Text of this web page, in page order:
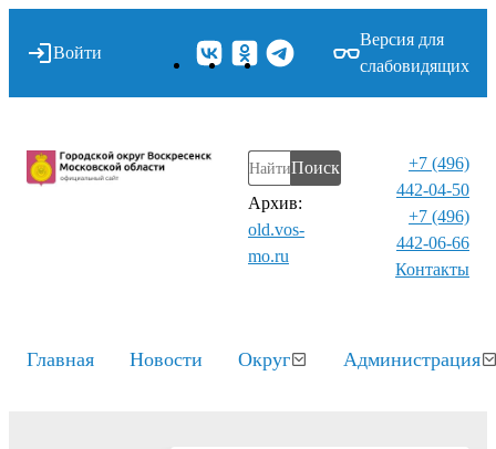
Войти
Версия для
слабовидящих
Поиск
Архив:
old.vos-
mo.ru
+7 (496)
442-04-50
+7 (496)
442-06-66
Контакты⁠
Главная Новости Округ Администрация